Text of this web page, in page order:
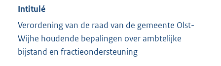
Intitulé
Verordening van de raad van de gemeente Olst-
Wijhe houdende bepalingen over ambtelijke
bijstand en fractieondersteuning